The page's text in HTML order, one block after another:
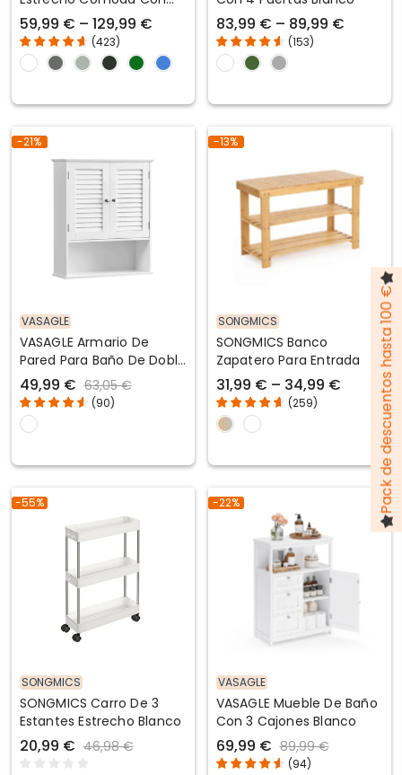
Cajones Estante
Ajustable
59,99 € – 129,99 €
(423)
83,99 € – 89,99 €
(153)
-21%
VASAGLE
VASAGLE Armario De
Pared Para Baño De Doble
Puertas 20 X 60 X 70 Cm
49,99 € 63,05 €
(90)
-13%
SONGMICS
SONGMICS Banco
Zapatero Para Entrada
31,99 € – 34,99 €
(259)
-55%
SONGMICS
SONGMICS Carro De 3
Estantes Estrecho Blanco
20,99 € 46,98 €
-22%
VASAGLE
VASAGLE Mueble De Baño
Con 3 Cajones Blanco
69,99 € 89,99 €
(94)
Pack de descuentos hasta 100 €